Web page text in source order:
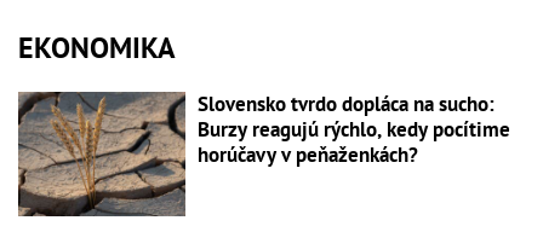
EKONOMIKA
Slovensko tvrdo dopláca na sucho:
Burzy reagujú rýchlo, kedy pocítime
horúčavy v peňaženkách?